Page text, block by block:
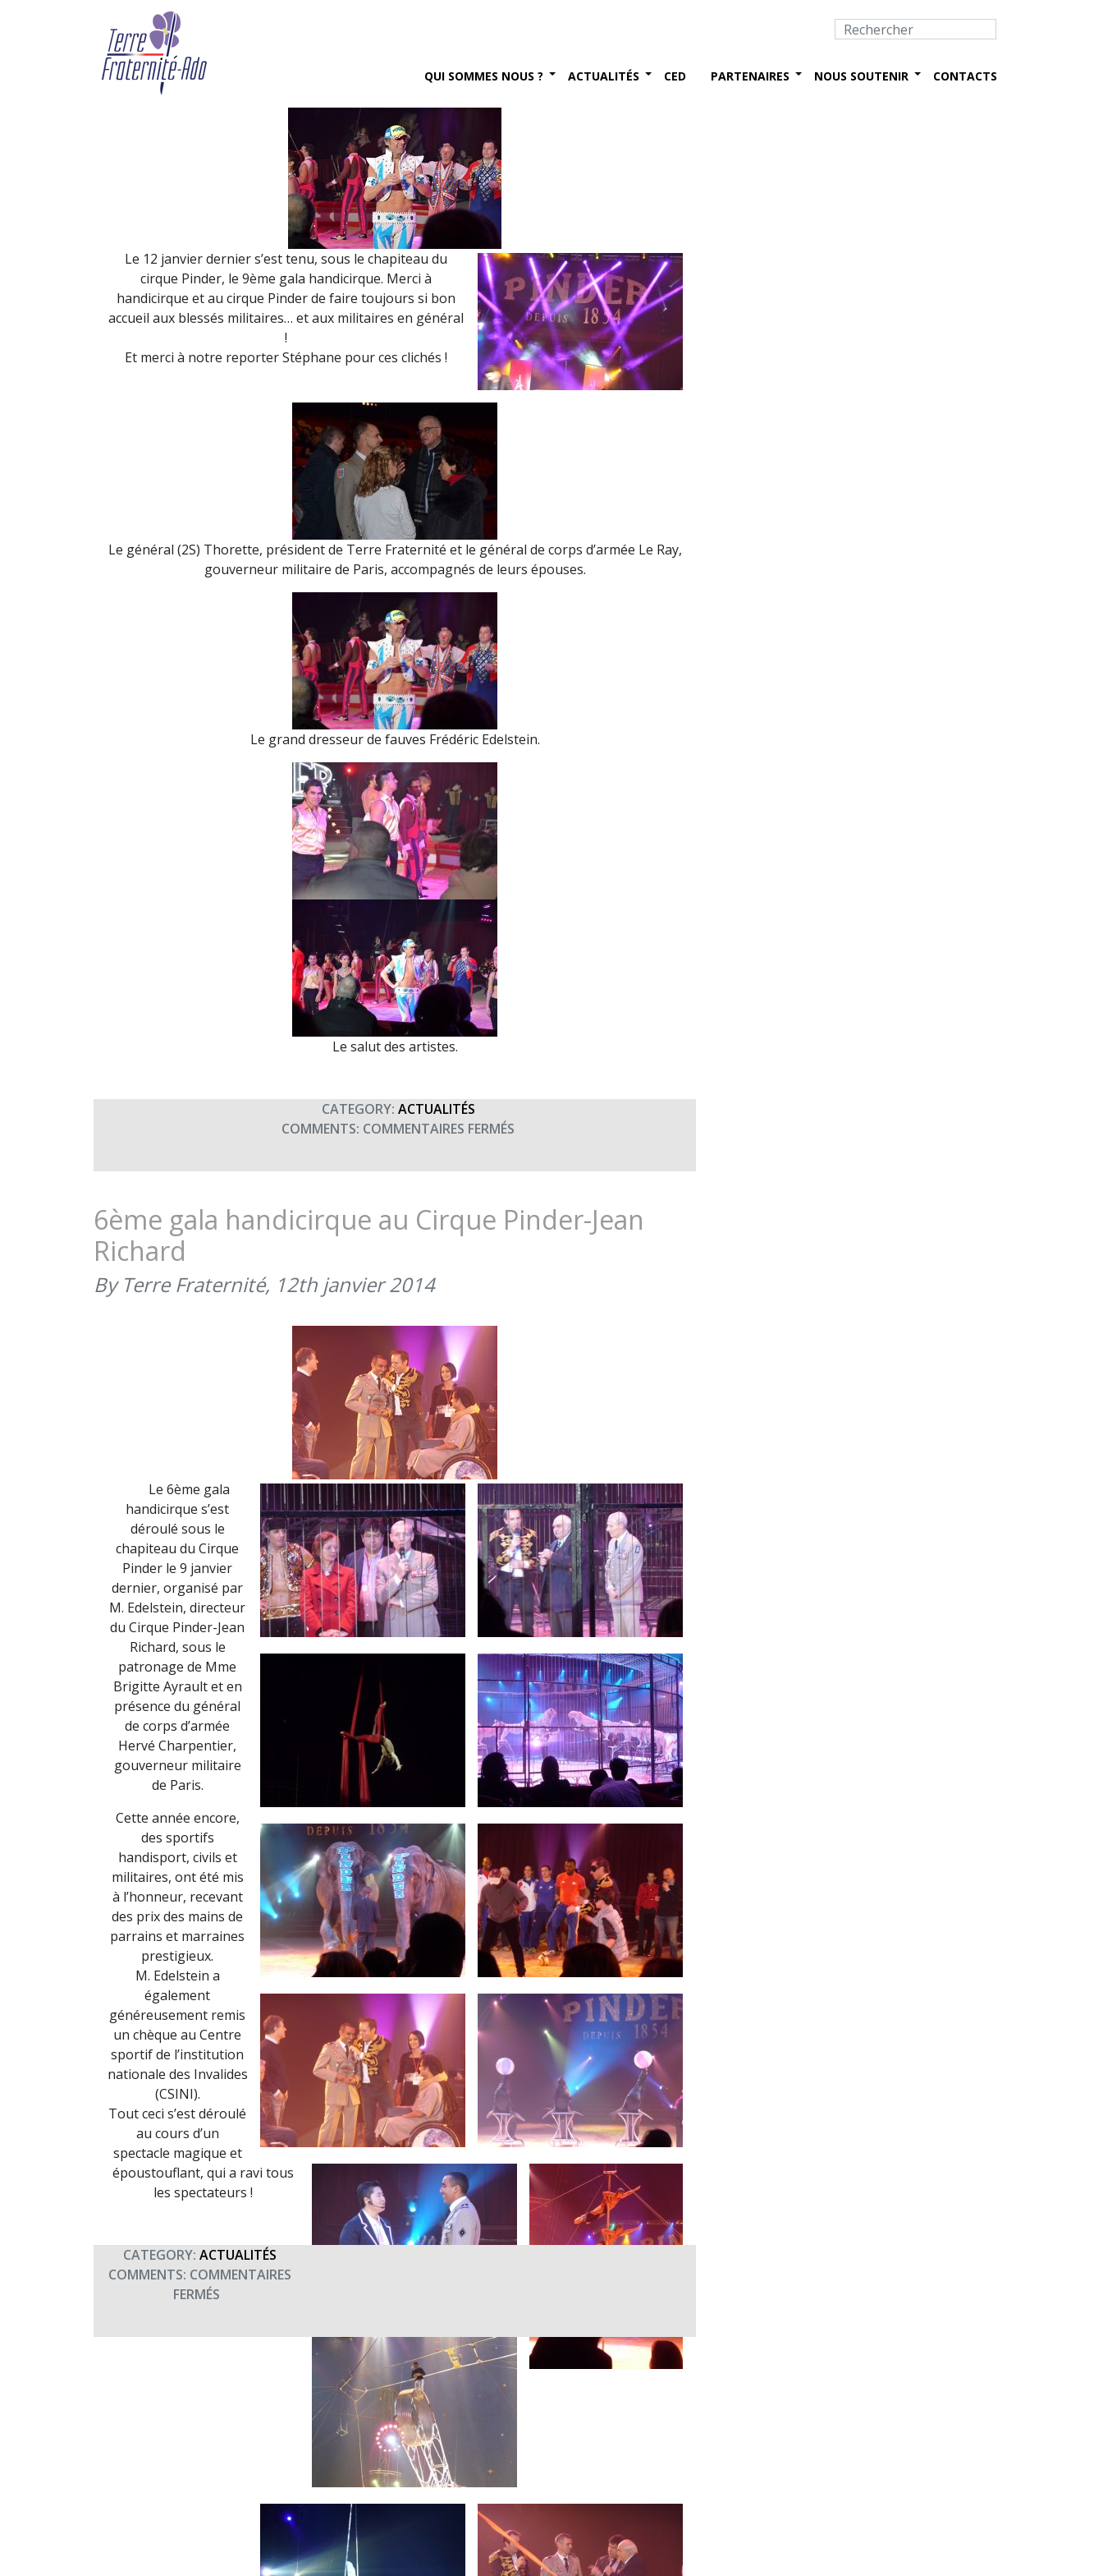
QUI SOMMES NOUS ? ACTUALITÉS CED PARTENAIRES NOUS SOUTENIR CONTACTS
9ème gala handicirque (12 janvier 2017)
By Terre Fraternité,
Le 12 janvier dernier s’est tenu, sous le chapiteau du
cirque Pinder, le 9ème gala handicirque. Merci à
handicirque et au cirque Pinder de faire toujours si bon
accueil aux blessés militaires… et aux militaires en général
!
Et merci à notre reporter Stéphane pour ces clichés !
Le général (2S) Thorette, président de Terre Fraternité et le général de corps d’armée Le Ray,
gouverneur militaire de Paris, accompagnés de leurs épouses.
Le grand dresseur de fauves Frédéric Edelstein.
Le salut des artistes.
CATEGORY: ACTUALITÉS
COMMENTS: COMMENTAIRES FERMÉS
GALA
(12
JANVIER
6ème gala handicirque au Cirque Pinder-Jean
Richard
By Terre Fraternité, 12th janvier 2014
Le 6ème gala
handicirque s’est
déroulé sous le
chapiteau du Cirque
Pinder le 9 janvier
dernier, organisé par
M. Edelstein, directeur
du Cirque Pinder-Jean
Richard, sous le
patronage de Mme
Brigitte Ayrault et en
présence du général
de corps d’armée
Hervé Charpentier,
gouverneur militaire
de Paris.
Cette année encore,
des sportifs
handisport, civils et
militaires, ont été mis
à l’honneur, recevant
des prix des mains de
parrains et marraines
prestigieux.
M. Edelstein a
également
généreusement remis
un chèque au Centre
sportif de l’institution
nationale des Invalides
(CSINI).
Tout ceci s’est déroulé
au cours d’un
spectacle magique et
époustouflant, qui a ravi tous
les spectateurs !
CATEGORY: ACTUALITÉS
COMMENTS: COMMENTAIRES
FERMÉS
GALA